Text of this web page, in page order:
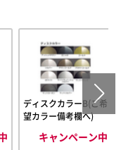
ディスクカラーB(ご希
望カラー備考欄へ)
キャンペーン中